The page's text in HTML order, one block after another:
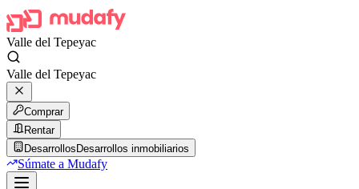
Valle del Tepeyac
Valle del Tepeyac
Comprar
Rentar
Desarrollos Desarrollos inmobiliarios
Súmate a Mudafy